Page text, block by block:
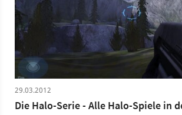
29.03.2012
Die Halo-Serie - Alle Halo-Spiele in